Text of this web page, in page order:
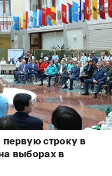
строку в
выборах в